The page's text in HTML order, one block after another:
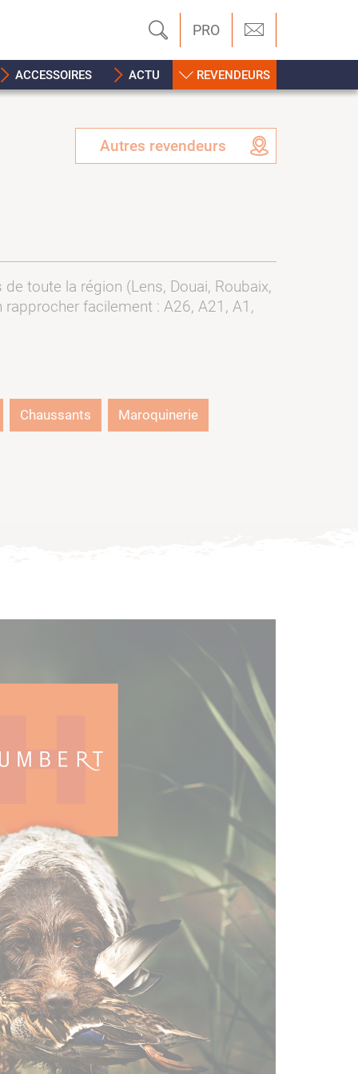
PRO
ACCESSOIRES ACTU REVENDEURS
Autres revendeurs
toute la région (Lens, Douai, Roubaix,
facilement : A26, A21, A1,
Chaussants Maroquinerie